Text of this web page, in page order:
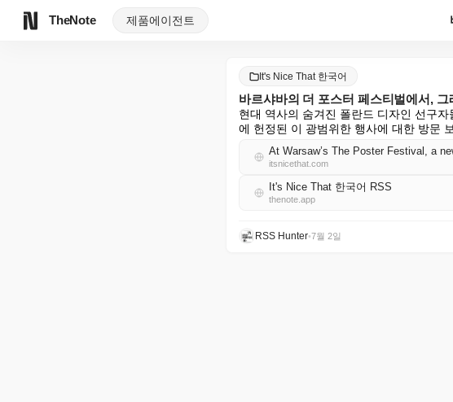
TheNote 제품에이전트
It's Nice That 한국어
바르샤바의 더 포스터 페스티벌에서,
현대 역사의 숨겨진 폴란드 디자인 선구
에 헌정된 이 광범위한 행사에 대한 방문
At Warsaw’s The Poster Festival, a
itsnicethat.com
It's Nice That 한국어 RSS
thenote.app
RSS Hunter•7월 2일